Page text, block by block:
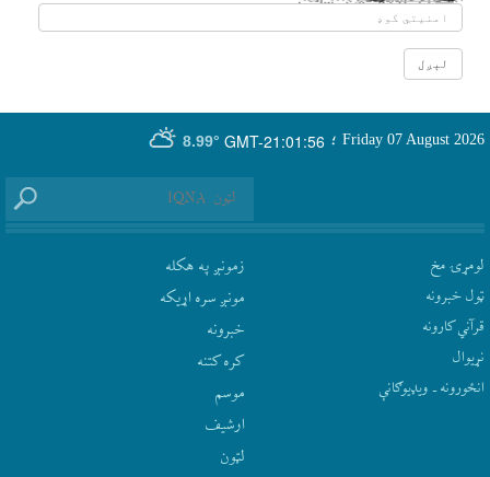
GMT-21:01:56
8.99° Friday 07 August 2026 ؛
لومړۍ مخ
ټول خبرونه
قرآني کارونه
نړيوال
انځورونه ـ ویډیوګانې
زمونږ په هکله
مونږ سره اړيکه
‫خبرونه
کره کتنه
موسم
ارشيف
لټون